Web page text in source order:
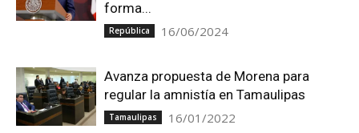
forma...
República 16/06/2024
Avanza propuesta de Morena para
regular la amnistía en Tamaulipas
Tamaulipas 16/01/2022